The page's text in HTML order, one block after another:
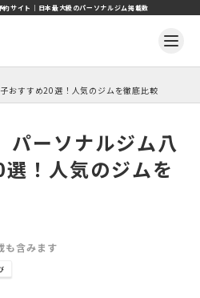
サイト｜日本最大級のパーソナルジム掲載数
おすすめ20選！人気のジムを徹底比較
パーソナルジム八
！人気のジムを
も含みます